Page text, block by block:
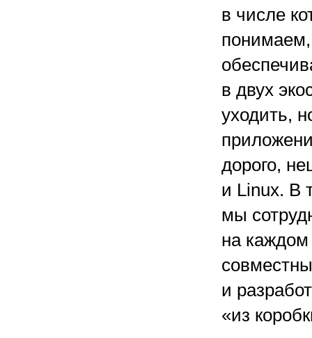
в числе
понимаем,
в двух
уходить,
дорого,
и Linux. В
мы
на каждом
и
«из